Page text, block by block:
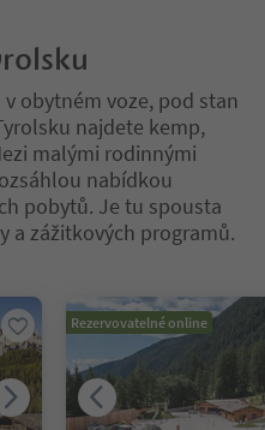
obytném voze, pod stan
najdete kemp,
malými rodinnými
nabídkou
pobytů. Je tu spousta
a zážitkových programů.
Rezervovatelné online